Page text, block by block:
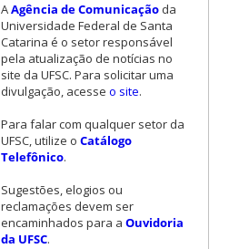
AAgência de Comunicaçãoda
Universidade Federal de Santa
Catarina é o setor responsável
pela atualização de notícias no
site da UFSC. Para solicitar uma
divulgação, acesse o site.
Para falar com qualquer setor da
UFSC, utilize o Catálogo
Telefônico.
Sugestões, elogios ou
reclamações devem ser
encaminhados para a Ouvidoria
da UFSC.